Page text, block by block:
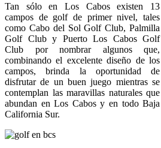
Tan sólo en Los Cabos existen 13
campos de golf de primer nivel, tales
como Cabo del Sol Golf Club, Palmilla
Golf Club y Puerto Los Cabos Golf
Club por nombrar algunos que,
combinando el excelente diseño de los
campos, brinda la oportunidad de
disfrutar de un buen juego mientras se
contemplan las maravillas naturales que
abundan en Los Cabos y en todo Baja
California Sur.